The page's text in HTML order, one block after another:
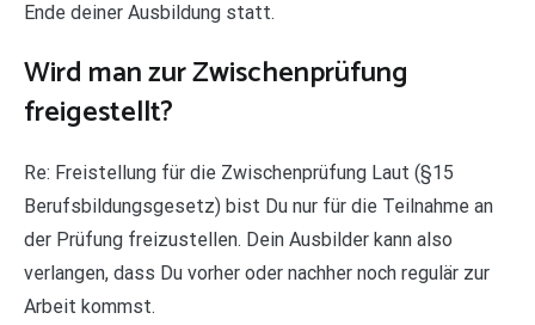
Ende deiner Ausbildung statt.
Wird man zur Zwischenprüfung
freigestellt?
Re: Freistellung für die Zwischenprüfung Laut (§15
Berufsbildungsgesetz) bist Du nur für die Teilnahme an
der Prüfung freizustellen. Dein Ausbilder kann also
verlangen, dass Du vorher oder nachher noch regulär zur
Arbeit kommst.